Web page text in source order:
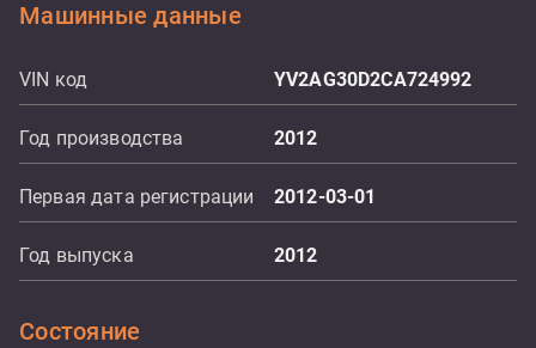
Машинные данные
VIN код YV2AG30D2CA724992
Год производства 2012
Первая дата регистрации 2012-03-01
Год выпуска 2012
Состояние